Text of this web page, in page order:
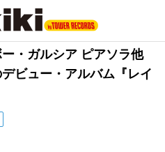
・ガルシア ピアソラ他
ビュー・アルバム『レイ